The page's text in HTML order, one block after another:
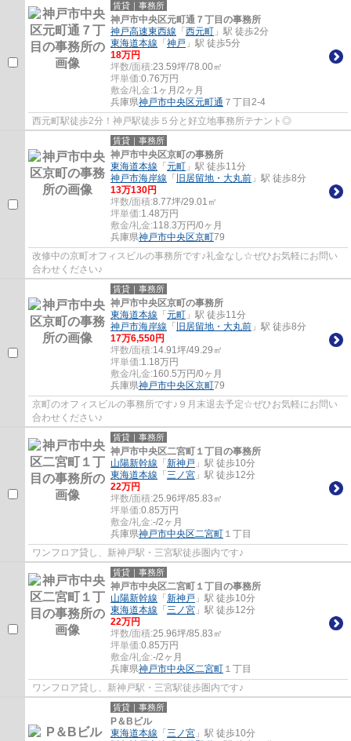
賃貸｜事務所
神戸市中央区元町通７丁目の事務所
神戸高速東西線 「 西元町 」駅 徒歩2分
東海道本線 「 神戸 」駅 徒歩5分
18万円
坪数/面積:23.59坪/78.00㎡
坪単価:0.76万円
敷金/礼金:1ヶ月/2ヶ月
兵庫県神戸市中央区元町通 ７丁目2-4
西元町駅徒歩2分！神戸駅徒歩５分と好立地事務所テナント◎
賃貸｜事務所
神戸市中央区京町の事務所
東海道本線 「 元町 」駅 徒歩11分
神戸市海岸線 「 旧居留地・大丸前 」駅 徒歩8分
13万130円
坪数/面積:8.77坪/29.01㎡
坪単価:1.48万円
敷金/礼金:118.3万円/0ヶ月
兵庫県神戸市中央区京町79
改修中の京町オフィスビルの事務所です♪礼金なし☆ぜひお気軽にお問い
合わせください♪
賃貸｜事務所
神戸市中央区京町の事務所
東海道本線 「 元町 」駅 徒歩11分
神戸市海岸線 「 旧居留地・大丸前 」駅 徒歩8分
17万6,550円
坪数/面積:14.91坪/49.29㎡
坪単価:1.18万円
敷金/礼金:160.5万円/0ヶ月
兵庫県神戸市中央区京町79
京町のオフィスビルの事務所です♪９月末退去予定☆ぜひお気軽にお問い
合わせください♪
賃貸｜事務所
神戸市中央区二宮町１丁目の事務所
山陽新幹線 「 新神戸 」駅 徒歩10分
東海道本線 「 三ノ宮 」駅 徒歩12分
22万円
坪数/面積:25.96坪/85.83㎡
坪単価:0.85万円
敷金/礼金:-/2ヶ月
兵庫県神戸市中央区二宮町 １丁目
ワンフロア貸し、新神戸駅・三宮駅徒歩圏内です♪
賃貸｜事務所
神戸市中央区二宮町１丁目の事務所
山陽新幹線 「 新神戸 」駅 徒歩10分
東海道本線 「 三ノ宮 」駅 徒歩12分
22万円
坪数/面積:25.96坪/85.83㎡
坪単価:0.85万円
敷金/礼金:-/2ヶ月
兵庫県神戸市中央区二宮町 １丁目
ワンフロア貸し、新神戸駅・三宮駅徒歩圏内です♪
賃貸｜事務所
P＆Bビル
東海道本線 「 三ノ宮 」駅 徒歩10分